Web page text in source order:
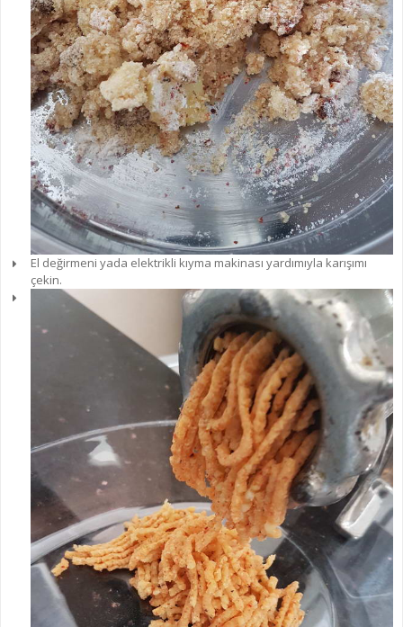
El değirmeni yada elektrikli kıyma makinası yardımıyla karışımı
çekin.